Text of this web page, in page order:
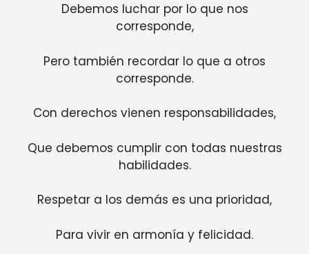
Debemos luchar por lo que nos
corresponde,
Pero también recordar lo que a otros
corresponde.
Con derechos vienen responsabilidades,
Que debemos cumplir con todas nuestras
habilidades.
Respetar a los demás es una prioridad,
Para vivir en armonía y felicidad.